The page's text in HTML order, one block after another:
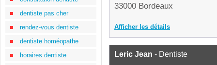
dentiste pas cher
rendez-vous dentiste
dentiste homéopathe
horaires dentiste
33000 Bordeaux
Afficher les détails
Leric Jean - Dentiste